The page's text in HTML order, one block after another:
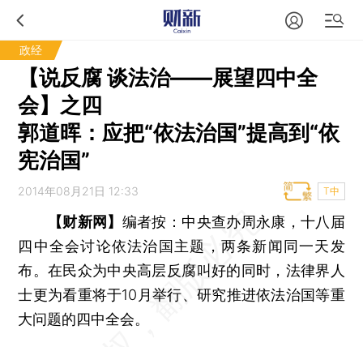
政经
【说反腐 谈法治——展望四中全
会】之四
郭道晖：应把“依法治国”提高到“依
宪治国”
2014年08月21日 12:33 T中
【财新网】 编者按：中央查办周永康，十八届
四中全会讨论依法治国主题，两条新闻同一天发
布。在民众为中央高层反腐叫好的同时，法律界人
士更为看重将于10月举行、研究推进依法治国等重
大问题的四中全会。